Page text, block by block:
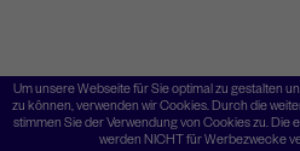
Um unsere Webseite für Sie optimal zu gestalten
zu können, verwenden wir Cookies. Durch die
stimmen Sie der Verwendung von Cookies zu. Die
werden NICHT für Werbezwecke